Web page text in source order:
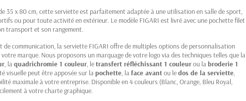
35 x 80 cm, cette serviette est parfaitement adaptée à une utilisation en salle de sport,
ou pour toute activité en extérieur. Le modèle FIGARI est livré avec une pochette filet
transport et son rangement.
de communication, la serviette FIGARI offre de multiples options de personnalisation
marque. Nous proposons un marquage de votre logo via des techniques telles que la
, laquadrichromie 1 couleur, letransfert réfléchissant 1 couleurou labroderie 1
visuelle peut être apposée sur lapochette, laface avantou ledos de la serviette,
maximale à votre entreprise. Disponible en 4 couleurs (Blanc, Orange, Bleu Royal,
à votre charte graphique.